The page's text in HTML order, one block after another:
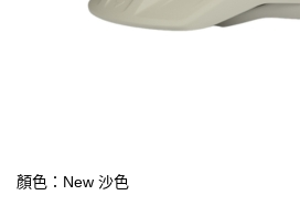
顏色：New 沙色